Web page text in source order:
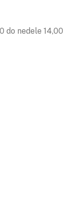
do nedele 14,00